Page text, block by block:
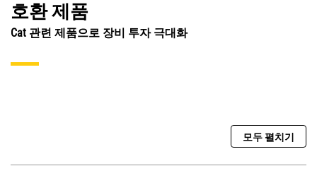
호환 제품
Cat 관련 제품으로 장비 투자 극대화
모두 펼치기